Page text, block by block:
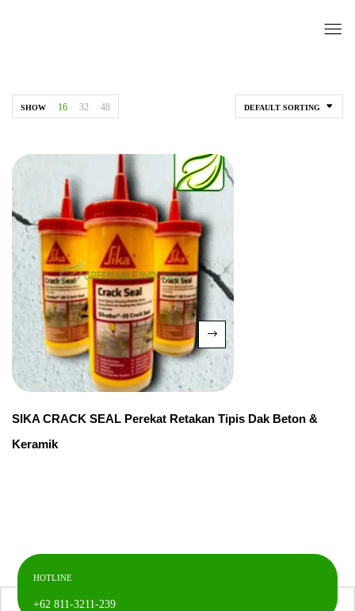
DEFAULT SORTING
SHOW 16 32 48
SIKA CRACK SEAL Perekat Retakan Tipis Dak Beton &
Keramik
HOTLINE
+62 811-3211-239